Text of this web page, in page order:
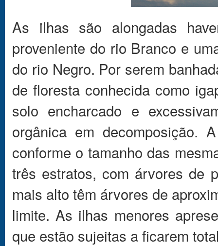
As ilhas são alongadas
proveniente do rio Branco e
do rio Negro. Por serem
de floresta conhecida como
solo encharcado e
orgânica em decomposição.
conforme o tamanho das
três estratos, com árvores de
mais alto têm árvores de
limite. As ilhas menores
que estão sujeitas a ficarem